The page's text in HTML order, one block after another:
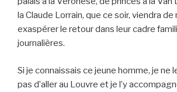
la Claude Lorrain, que ce soir, viendra
exaspérer le retour dans leur cadre
journalières.
Si je connaissais ce jeune homme, je ne
pas d’aller au Louvre et je l’y